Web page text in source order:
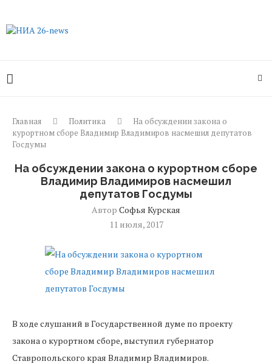
Главная Политика
На обсуждении закона о
курортном сборе Владимир Владимиров насмешил депутатов
Госдумы
На обсуждении закона о курортном сборе
Владимир Владимиров насмешил
депутатов Госдумы
Автор Софья Курская
11 июля, 2017
В ходе слушаний в Государственной думе по проекту
закона о курортном сборе, выступил губернатор
Ставропольского края Владимир Владимиров.